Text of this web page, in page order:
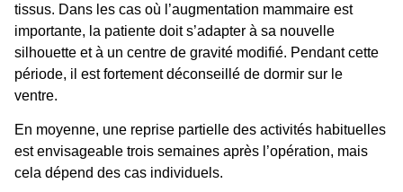
tissus. Dans les cas où l’augmentation mammaire est
importante, la patiente doit s’adapter à sa nouvelle
silhouette et à un centre de gravité modifié. Pendant cette
période, il est fortement déconseillé de dormir sur le
ventre.
En moyenne, une reprise partielle des activités habituelles
est envisageable trois semaines après l’opération, mais
cela dépend des cas individuels.